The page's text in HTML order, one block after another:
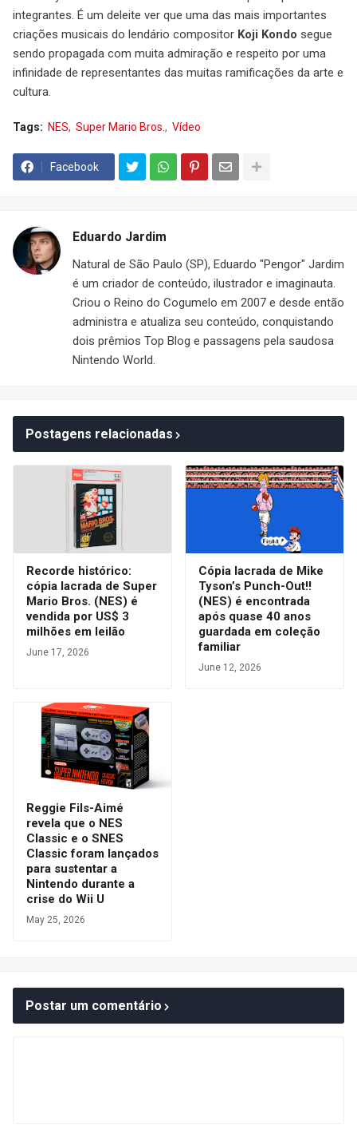
integrantes. É um deleite ver que uma das mais importantes
criações musicais do lendário compositor Koji Kondo segue
sendo propagada com muita admiração e respeito por uma
infinidade de representantes das muitas ramificações da arte e
cultura.
Tags: NES Super Mario Bros. Vídeo
Facebook
Eduardo Jardim
Natural de São Paulo (SP), Eduardo "Pengor" Jardim
é um criador de conteúdo, ilustrador e imaginauta.
Criou o Reino do Cogumelo em 2007 e desde então
administra e atualiza seu conteúdo, conquistando
dois prêmios Top Blog e passagens pela saudosa
Nintendo World.
Postagens relacionadas
Recorde histórico:
cópia lacrada de Super
Mario Bros. (NES) é
vendida por US$ 3
milhões em leilão
June 17, 2026
Cópia lacrada de Mike
Tyson’s Punch-Out!!
(NES) é encontrada
após quase 40 anos
guardada em coleção
familiar
June 12, 2026
Reggie Fils-Aimé
revela que o NES
Classic e o SNES
Classic foram lançados
para sustentar a
Nintendo durante a
crise do Wii U
May 25, 2026
Postar um comentário